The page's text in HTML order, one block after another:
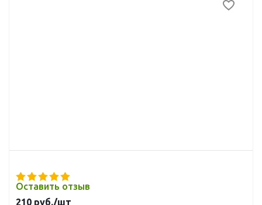
Оставить отзыв
210 руб./шт